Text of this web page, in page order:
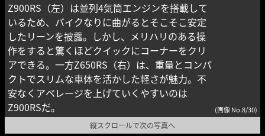
Z900RS（左）は並列4気筒エンジンを搭載して
いるため、バイクなりに曲がるとそこそこ安定
したリーンを披露。しかし、メリハリのある操
作をすると驚くほどクイックにコーナーをクリ
アできる。一方Z650RS（右）は、重量とコンパ
クトでスリムな車体を活かした軽さが魅力。不
安なくアベレージを上げていくやすいのは
Z900RSだ。
(画像 No.8/30)
縦スクロールで次の写真へ